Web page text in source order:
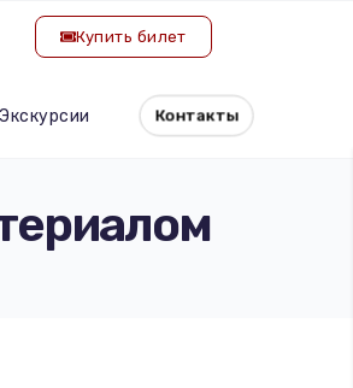
Купить билет
Экскурсии Контакты